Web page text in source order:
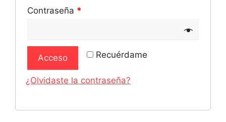
Contraseña *
Recuérdame
Acceso
¿Olvidaste la contraseña?